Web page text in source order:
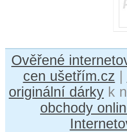
Ověřené
cen ušetřím.cz
originální dárky k
obchody